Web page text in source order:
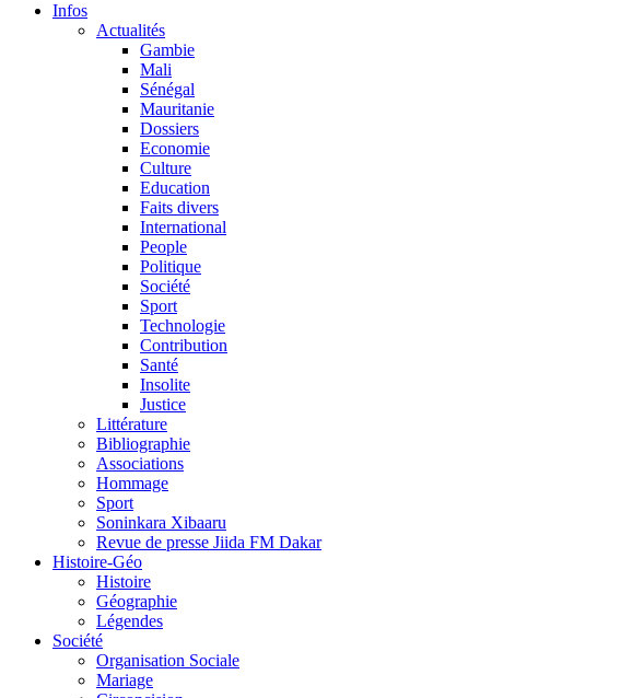
Infos
Actualités
Gambie
Mali
Sénégal
Mauritanie
Dossiers
Economie
Culture
Education
Faits divers
International
People
Politique
Société
Sport
Technologie
Contribution
Santé
Insolite
Justice
Littérature
Bibliographie
Associations
Hommage
Sport
Soninkara Xibaaru
Revue de presse Jiida FM Dakar
Histoire-Géo
Histoire
Géographie
Légendes
Société
Organisation Sociale
Mariage